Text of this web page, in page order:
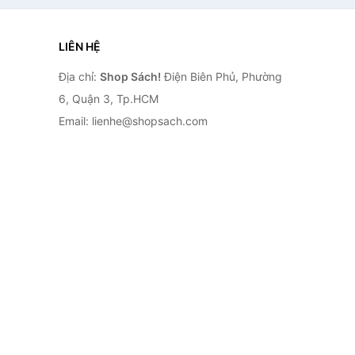
LIÊN HỆ
Địa chỉ: Shop Sách! Điện Biên Phủ, Phường
6, Quận 3, Tp.HCM
Email: lienhe@shopsach.com